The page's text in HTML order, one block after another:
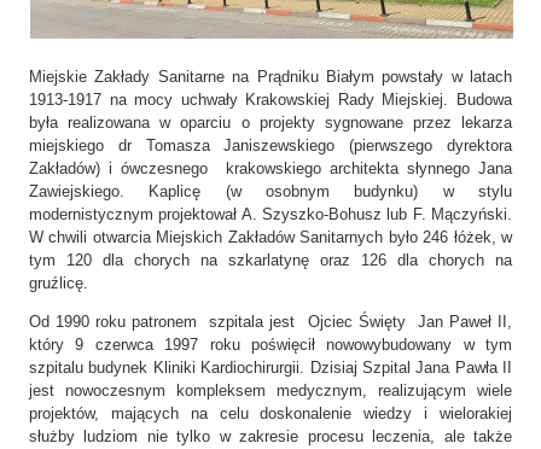
Miejskie Zakłady Sanitarne na Prądniku Białym powstały w latach
1913-1917 na mocy uchwały Krakowskiej Rady Miejskiej. Budowa
była realizowana w oparciu o projekty sygnowane przez lekarza
miejskiego dr Tomasza Janiszewskiego (pierwszego dyrektora
Zakładów) i ówczesnego krakowskiego architekta słynnego Jana
Zawiejskiego. Kaplicę (w osobnym budynku) w stylu
modernistycznym projektował A. Szyszko-Bohusz lub F. Mączyński.
W chwili otwarcia Miejskich Zakładów Sanitarnych było 246 łóżek, w
tym 120 dla chorych na szkarlatynę oraz 126 dla chorych na
gruźlicę.
Od 1990 roku patronem szpitala jest Ojciec Święty Jan Paweł II,
który 9 czerwca 1997 roku poświęcił nowowybudowany w tym
szpitalu budynek Kliniki Kardiochirurgii. Dzisiaj Szpital Jana Pawła II
jest nowoczesnym kompleksem medycznym, realizującym wiele
projektów, mających na celu doskonalenie wiedzy i wielorakiej
służby ludziom nie tylko w zakresie procesu leczenia, ale także